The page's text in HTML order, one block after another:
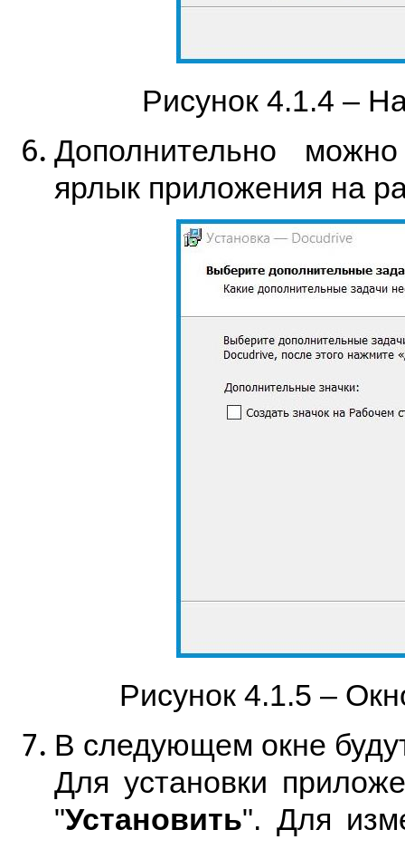
Рисунок 4.1.4 –
Дополнительно
ярлык приложения на
Рисунок 4.1.5 –
В следующем окне
Для установки
"Установить". Для